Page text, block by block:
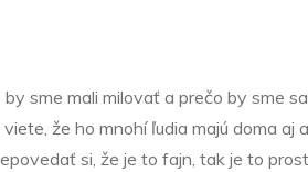
sme mali milovať a prečo by sme
že ho mnohí ľudia majú doma
si, že je to fajn, tak je to